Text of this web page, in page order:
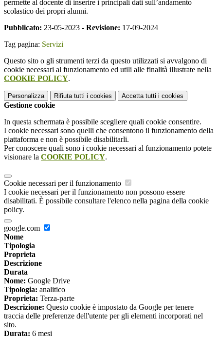
permette al docente di inserire i principali dati sull’andamento
scolastico dei propri alunni.
Pubblicato: 23-05-2023 - Revisione: 17-09-2024
Tag pagina: Servizi
Questo sito o gli strumenti terzi da questo utilizzati si avvalgono di
cookie necessari al funzionamento ed utili alle finalità illustrate nella
COOKIE POLICY.
Personalizza Rifiuta tutti i cookies Accetta tutti i cookies
Gestione cookie
In questa schermata è possibile scegliere quali cookie consentire.
I cookie necessari sono quelli che consentono il funzionamento della
piattaforma e non è possibile disabilitarli.
Per conoscere quali sono i cookie necessari al funzionamento potete
visionare la COOKIE POLICY.
Cookie necessari per il funzionamento
I cookie necessari per il funzionamento non possono essere
disabilitati. È possibile consultare l'elenco nella pagina della cookie
policy.
google.com
Nome
Tipologia
Proprieta
Descrizione
Durata
Nome: Google Drive
Tipologia: analitico
Proprieta: Terza-parte
Descrizione: Questo cookie è impostato da Google per tenere
traccia delle preferenze dell'utente per gli elementi incorporati nel
sito.
Durata: 6 mesi